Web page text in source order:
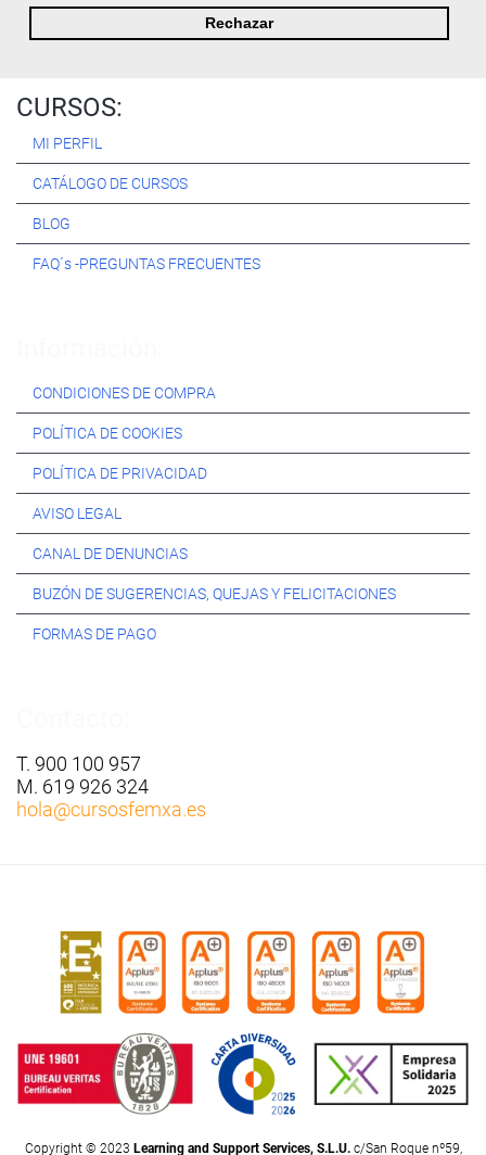
Rechazar
CURSOS:
MI PERFIL
CATÁLOGO DE CURSOS
BLOG
FAQ´s -PREGUNTAS FRECUENTES
CONDICIONES DE COMPRA
POLÍTICA DE COOKIES
POLÍTICA DE PRIVACIDAD
AVISO LEGAL
CANAL DE DENUNCIAS
BUZÓN DE SUGERENCIAS, QUEJAS Y FELICITACIONES
FORMAS DE PAGO
T. 900 100 957
M. 619 926 324
hola@cursosfemxa.es
Copyright © 2023 Learning and Support Services, S.L.U.c/San Roque nº59,